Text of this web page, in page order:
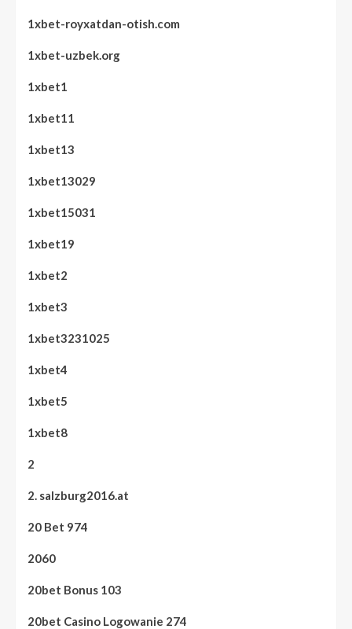
1xbet-royxatdan-otish.com
1xbet-uzbek.org
1xbet1
1xbet11
1xbet13
1xbet13029
1xbet15031
1xbet19
1xbet2
1xbet3
1xbet3231025
1xbet4
1xbet5
1xbet8
2
2. salzburg2016.at
20 Bet 974
2060
20bet Bonus 103
20bet Casino Logowanie 274